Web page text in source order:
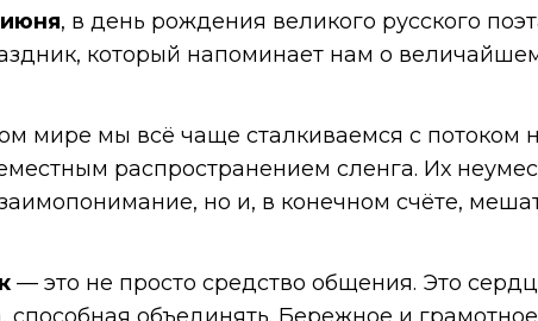
, в день рождения великого русского
который напоминает нам о
мире мы всё чаще сталкиваемся с потоком
распространением сленга. Их
но и, в конечном счёте,
— это не просто средство общения. Это